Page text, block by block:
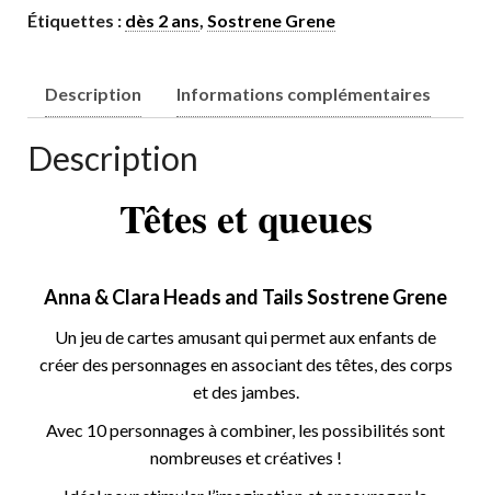
Étiquettes : dès 2 ans Sostrene Grene
Description Informations complémentaires
Description
Têtes et queues
Anna & Clara Heads and Tails Sostrene Grene
Un jeu de cartes amusant qui permet aux enfants de
créer des personnages en associant des têtes, des corps
et des jambes.
Avec 10 personnages à combiner, les possibilités sont
nombreuses et créatives !